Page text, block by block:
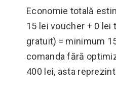
Economie totală
15 lei voucher + 0
gratuit) = minimum
comanda fără
400 lei, asta